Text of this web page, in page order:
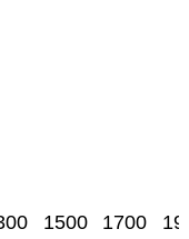
1500 1700